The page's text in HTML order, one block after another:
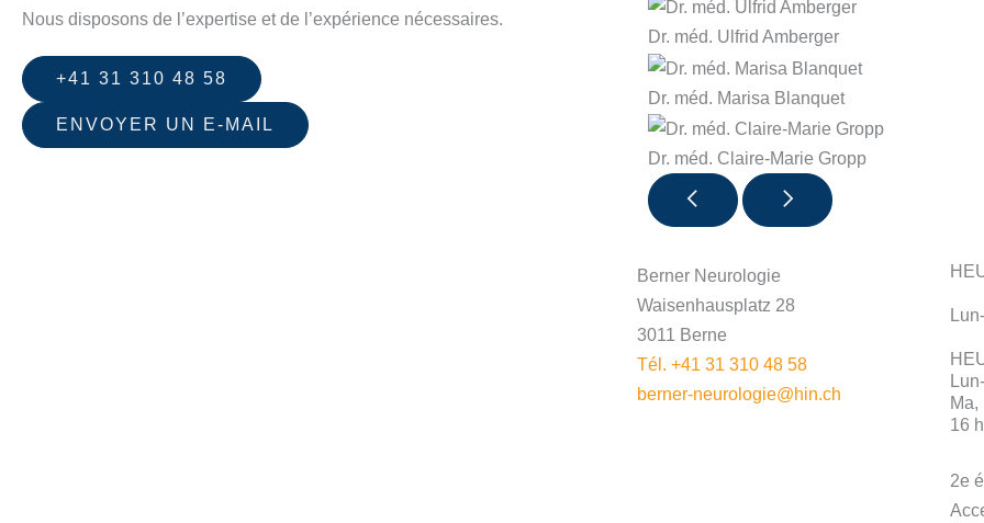
Nous disposons de l’expertise et de l’expérience nécessaires.
+41 31 310 48 58
ENVOYER UN E-MAIL
Dr. méd. Ulfrid Amberger
Dr. méd. Marisa Blanquet
Dr. méd. Claire-Marie Gropp
Berner Neurologie
Waisenhausplatz 28
3011 Berne
Tél. +41 31 310 48 58
berner-neurologie@hin.ch
16 h
2e